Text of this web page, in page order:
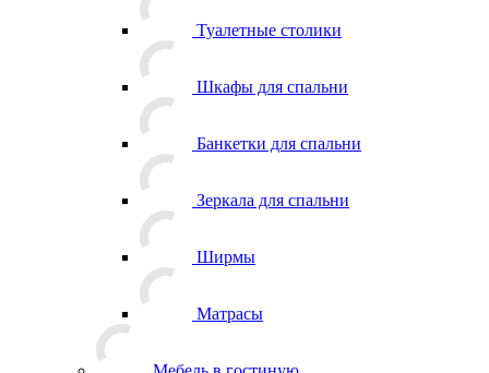
Туалетные столики
Шкафы для спальни
Банкетки для спальни
Зеркала для спальни
Ширмы
Матрасы